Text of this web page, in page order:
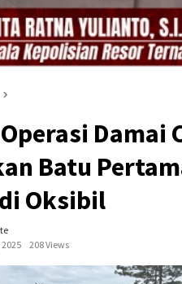
Damai
Batu
Oksibil
208 Views